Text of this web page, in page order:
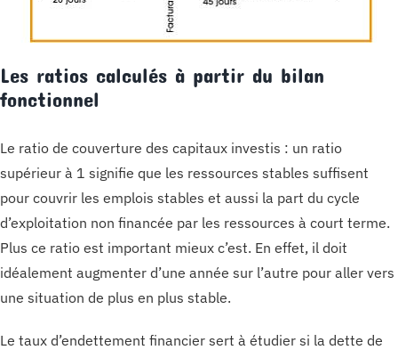
Les ratios calculés à partir du bilan
fonctionnel
Le ratio de couverture des capitaux investis : un ratio
supérieur à 1 signifie que les ressources stables suffisent
pour couvrir les emplois stables et aussi la part du cycle
d’exploitation non financée par les ressources à court terme.
Plus ce ratio est important mieux c’est. En effet, il doit
idéalement augmenter d’une année sur l’autre pour aller vers
une situation de plus en plus stable.
Le taux d’endettement financier sert à étudier si la dette de